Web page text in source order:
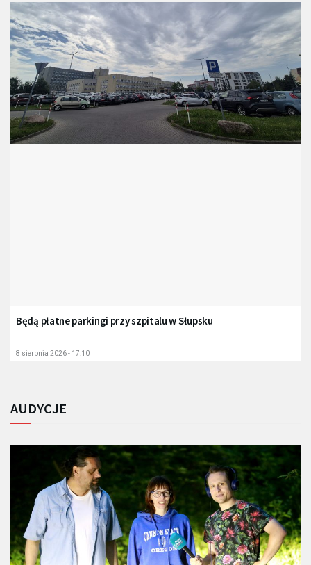
Będą płatne parkingi przy szpitalu w Słupsku
8 sierpnia 2026 - 17:10
AUDYCJE